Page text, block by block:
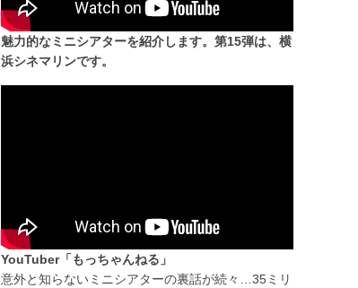
魅力的なミニシアターを紹介します。第15弾は、横
浜シネマリンです。
YouTuber「もっちゃんねる」
意外と知らないミニシアターの裏話が続々…35ミリ